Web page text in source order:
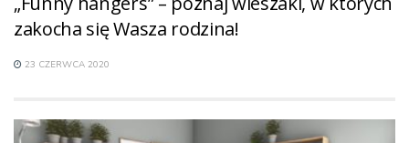
zakocha się Wasza rodzina!
23 CZERWCA 2020